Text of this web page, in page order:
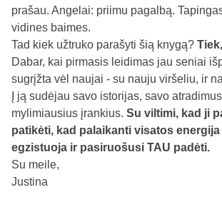
prašau. Angelai: priimu pagalbą.
vidines baimes.
Tad kiek užtruko parašyti šią knygą?
Dabar, kai pirmasis leidimas jau seniai
sugrįžta vėl naujai - su nauju viršeliu, ir
Į ją sudėjau savo istorijas, savo
mylimiausius įrankius. Su viltimi, kad ji
patikėti, kad palaikanti visatos
egzistuoja ir pasiruošusi TAU padėti.
Su meile,
Justina